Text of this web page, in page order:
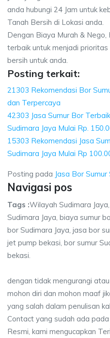
anda hubungi 24 Jam untuk
Tanah Bersih di Lokasi anda.
Dengan Biaya Murah & Nego,
terbaik untuk menjadi
bersih untuk anda.
Posting terkait:
21303 Rekomendasi Bor
dan Terpercaya
42303 Jasa Sumur Bor
Sudimara Jaya Mulai Rp.
15303 Rekomendasi Jasa
Sudimara Jaya Mulai Rp
Posting pada Jasa Bor
Navigasi pos
Tags :Wilayah Sudimara
Sudimara Jaya, biaya sumur
bor Sudimara Jaya, jasa bor
jet pump bekasi, bor sumur
bekasi.
dengan tidak mengurangi
mohon diri dan mohon maaf
yang salah dalam penulisan
Contact yang sudah ada
Resmi, kami mengucapkan